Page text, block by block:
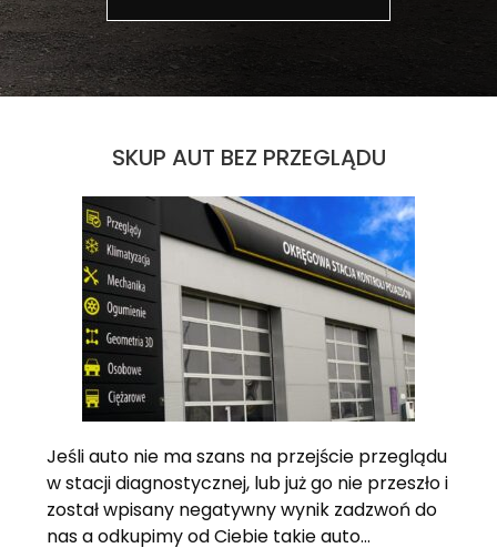
SKUP AUT BEZ PRZEGLĄDU
Jeśli auto nie ma szans na przejście przeglądu
w stacji diagnostycznej, lub już go nie przeszło i
został wpisany negatywny wynik zadzwoń do
nas a odkupimy od Ciebie takie auto…